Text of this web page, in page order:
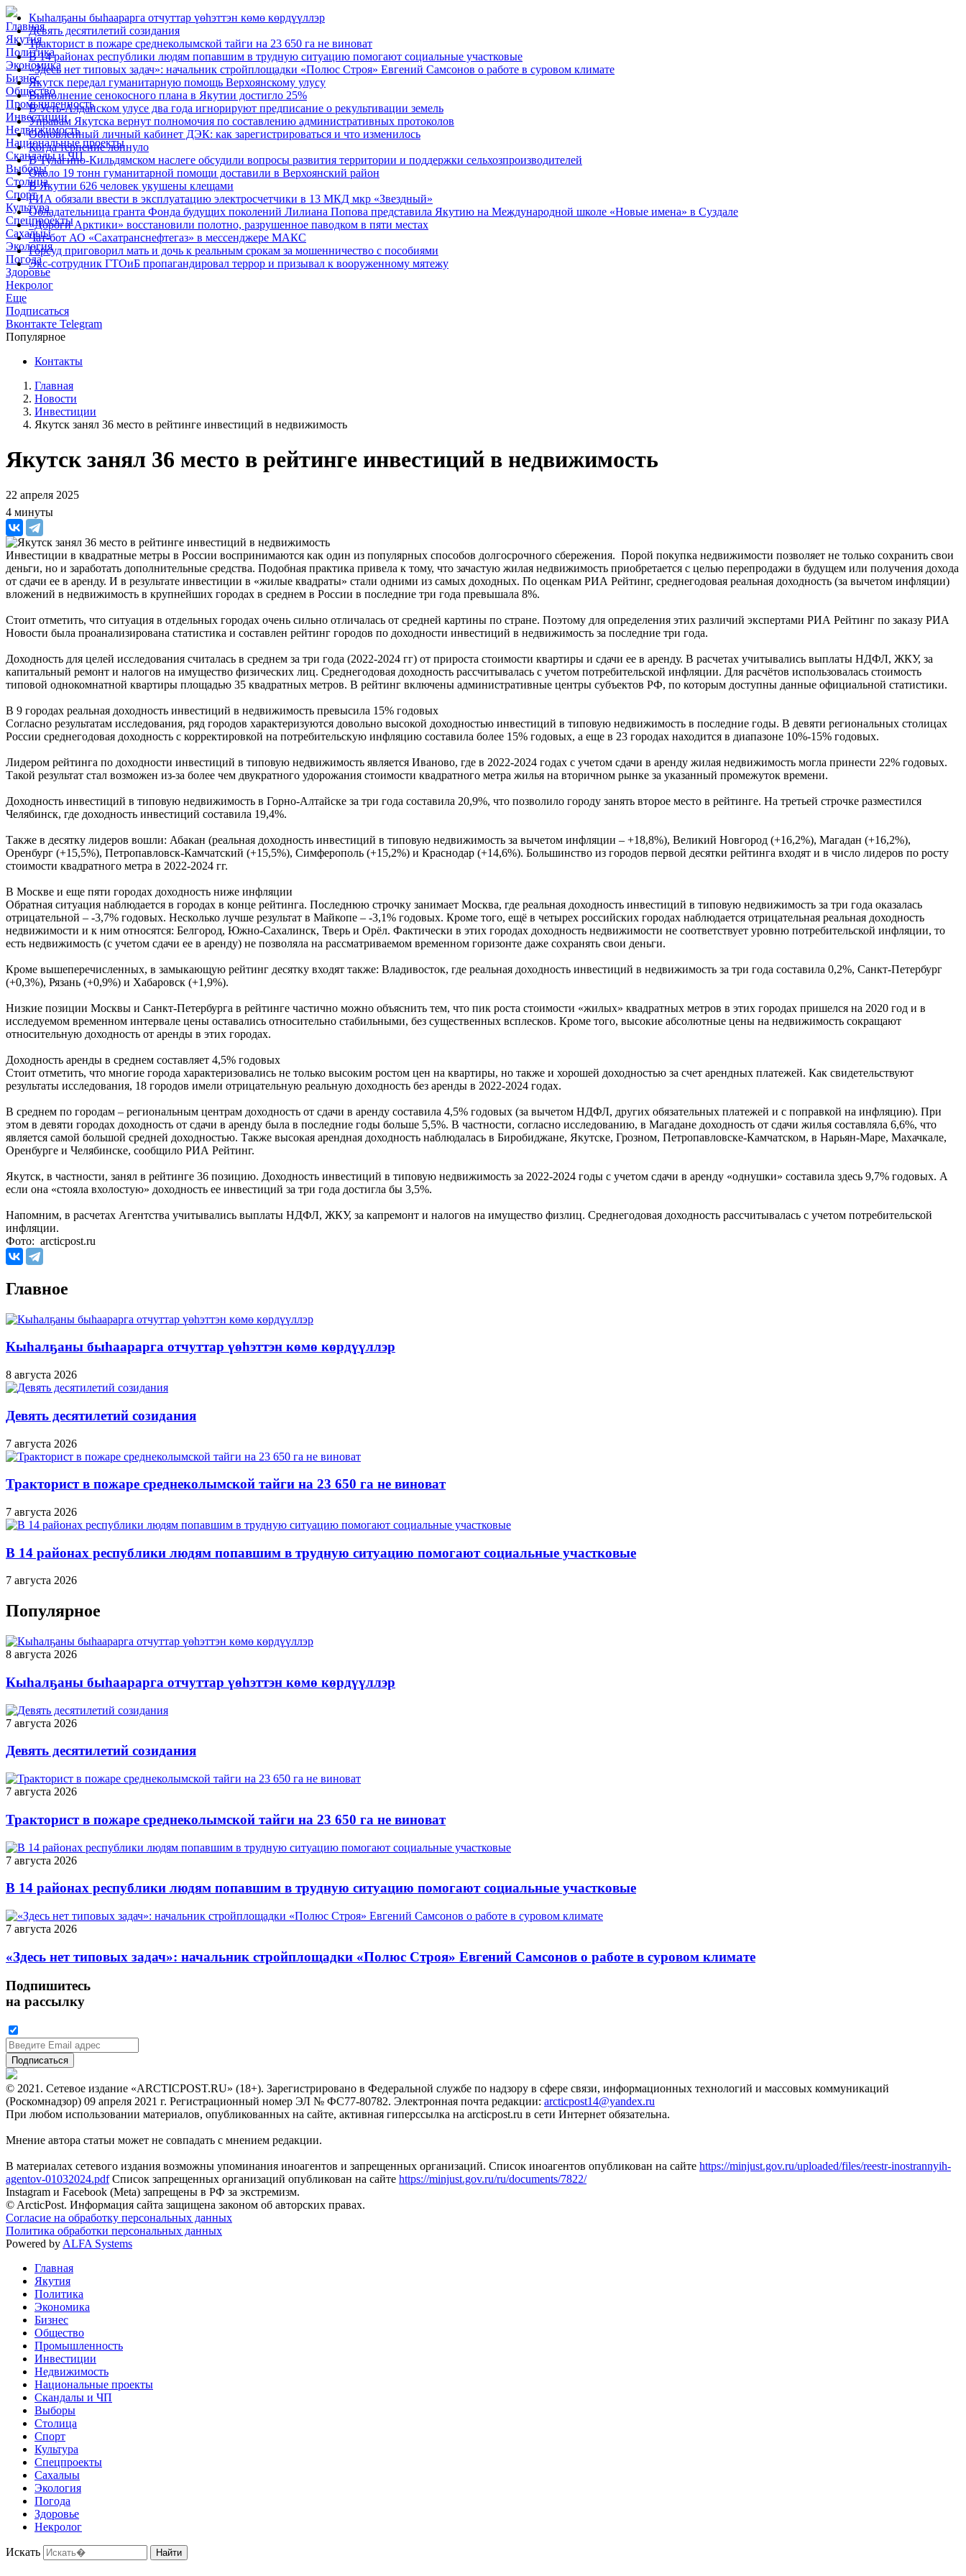
Главная
Якутия
Политика
Экономика
Бизнес
Общество
Промышленность
Инвестиции
Недвижимость
Национальные проекты
Скандалы и ЧП
Выборы
Столица
Спорт
Культура
Спецпроекты
Сахалыы
Экология
Погода
Здоровье
Некролог
Еще
Подписаться
Вконтакте Telegram
Популярное
Кыһалҕаны быһаарарга отчуттар үөһэттэн көмө көрдүүллэр
Девять десятилетий созидания
Тракторист в пожаре среднеколымской тайги на 23 650 га не виноват
В 14 районах республики людям попавшим в трудную ситуацию помогают социальные участковые
«Здесь нет типовых задач»: начальник стройплощадки «Полюс Строя» Евгений Самсонов о работе в суровом климате
Якутск передал гуманитарную помощь Верхоянскому улусу
Выполнение сенокосного плана в Якутии достигло 25%
В Усть-Алданском улусе два года игнорируют предписание о рекультивации земель
Управам Якутска вернут полномочия по составлению административных протоколов
Обновленный личный кабинет ДЭК: как зарегистрироваться и что изменилось
Когда терпение лопнуло
В Тулагино-Кильдямском наслеге обсудили вопросы развития территории и поддержки сельхозпроизводителей
Около 19 тонн гуманитарной помощи доставили в Верхоянский район
В Якутии 626 человек укушены клещами
РИА обязали ввести в эксплуатацию электросчетчики в 13 МКД мкр «Звездный»
Обладательница гранта Фонда будущих поколений Лилиана Попова представила Якутию на Международной школе «Новые имена» в Суздале
«Дороги Арктики» восстановили полотно, разрушенное паводком в пяти местах
Чат-бот АО «Сахатранснефтегаз» в мессенджере МАКС
Горсуд приговорил мать и дочь к реальным срокам за мошенничество с пособиями
Экс-сотрудник ГТОиБ пропагандировал террор и призывал к вооруженному мятежу
Контакты
Главная
Новости
Инвестиции
Якутск занял 36 место в рейтинге инвестиций в недвижимость
Якутск занял 36 место в рейтинге инвестиций в недвижимость
22 апреля 2025
4 минуты
Инвестиции в квадратные метры в России воспринимаются как один из популярных способов долгосрочного сбережения. Порой покупка недвижимости позволяет не только сохранить свои
деньги, но и заработать дополнительные средства. Подобная практика привела к тому, что зачастую жилая недвижимость приобретается с целью перепродажи в будущем или получения дохода
от сдачи ее в аренду. И в результате инвестиции в «жилые квадраты» стали одними из самых доходных. По оценкам РИА Рейтинг, среднегодовая реальная доходность (за вычетом инфляции)
вложений в недвижимость в крупнейших городах в среднем в России в последние три года превышала 8%.
Стоит отметить, что ситуация в отдельных городах очень сильно отличалась от средней картины по стране. Поэтому для определения этих различий экспертами РИА Рейтинг по заказу РИА
Новости была проанализирована статистика и составлен рейтинг городов по доходности инвестиций в недвижимость за последние три года.
Доходность для целей исследования считалась в среднем за три года (2022-2024 гг) от прироста стоимости квартиры и сдачи ее в аренду. В расчетах учитывались выплаты НДФЛ, ЖКУ, за
капитальный ремонт и налогов на имущество физических лиц. Среднегодовая доходность рассчитывалась с учетом потребительской инфляции. Для расчётов использовалась стоимость
типовой однокомнатной квартиры площадью 35 квадратных метров. В рейтинг включены административные центры субъектов РФ, по которым доступны данные официальной статистики.
В 9 городах реальная доходность инвестиций в недвижимость превысила 15% годовых
Согласно результатам исследования, ряд городов характеризуются довольно высокой доходностью инвестиций в типовую недвижимость в последние годы. В девяти региональных столицах
России среднегодовая доходность с корректировкой на потребительскую инфляцию составила более 15% годовых, а еще в 23 городах находится в диапазоне 10%-15% годовых.
Лидером рейтинга по доходности инвестиций в типовую недвижимость является Иваново, где в 2022-2024 годах с учетом сдачи в аренду жилая недвижимость могла принести 22% годовых.
Такой результат стал возможен из-за более чем двукратного удорожания стоимости квадратного метра жилья на вторичном рынке за указанный промежуток времени.
Доходность инвестиций в типовую недвижимость в Горно-Алтайске за три года составила 20,9%, что позволило городу занять второе место в рейтинге. На третьей строчке разместился
Челябинск, где доходность инвестиций составила 19,4%.
Также в десятку лидеров вошли: Абакан (реальная доходность инвестиций в типовую недвижимость за вычетом инфляции – +18,8%), Великий Новгород (+16,2%), Магадан (+16,2%),
Оренбург (+15,5%), Петропавловск-Камчатский (+15,5%), Симферополь (+15,2%) и Краснодар (+14,6%). Большинство из городов первой десятки рейтинга входят и в число лидеров по росту
стоимости квадратного метра в 2022-2024 гг.
В Москве и еще пяти городах доходность ниже инфляции
Обратная ситуация наблюдается в городах в конце рейтинга. Последнюю строчку занимает Москва, где реальная доходность инвестиций в типовую недвижимость за три года оказалась
отрицательной – -3,7% годовых. Несколько лучше результат в Майкопе – -3,1% годовых. Кроме того, ещё в четырех российских городах наблюдается отрицательная реальная доходность
недвижимости и к ним относятся: Белгород, Южно-Сахалинск, Тверь и Орёл. Фактически в этих городах доходность недвижимости не соответствует уровню потребительской инфляции, то
есть недвижимость (с учетом сдачи ее в аренду) не позволяла на рассматриваемом временном горизонте даже сохранять свои деньги.
Кроме вышеперечисленных, в замыкающую рейтинг десятку входят также: Владивосток, где реальная доходность инвестиций в недвижимость за три года составила 0,2%, Санкт-Петербург
(+0,3%), Рязань (+0,9%) и Хабаровск (+1,9%).
Низкие позиции Москвы и Санкт-Петербурга в рейтинге частично можно объяснить тем, что пик роста стоимости «жилых» квадратных метров в этих городах пришелся на 2020 год и в
исследуемом временном интервале цены оставались относительно стабильными, без существенных всплесков. Кроме того, высокие абсолютные цены на недвижимость сокращают
относительную доходность от аренды в этих городах.
Доходность аренды в среднем составляет 4,5% годовых
Стоит отметить, что многие города характеризовались не только высоким ростом цен на квартиры, но также и хорошей доходностью за счет арендных платежей. Как свидетельствуют
результаты исследования, 18 городов имели отрицательную реальную доходность без аренды в 2022-2024 годах.
В среднем по городам – региональным центрам доходность от сдачи в аренду составила 4,5% годовых (за вычетом НДФЛ, других обязательных платежей и с поправкой на инфляцию). При
этом в девяти городах доходность от сдачи в аренду была в последние годы больше 5,5%. В частности, согласно исследованию, в Магадане доходность от сдачи жилья составляла 6,6%, что
является самой большой средней доходностью. Также высокая арендная доходность наблюдалась в Биробиджане, Якутске, Грозном, Петропавловске-Камчатском, в Нарьян-Маре, Махачкале,
Оренбурге и Челябинске, сообщило РИА Рейтинг.
Якутск, в частности, занял в рейтинге 36 позицию. Доходность инвестиций в типовую недвижимость за 2022-2024 годы с учетом сдачи в аренду «однушки» составила здесь 9,7% годовых. А
если она «стояла вхолостую» доходность ее инвестиций за три года достигла бы 3,5%.
Напомним, в расчетах Агентства учитывались выплаты НДФЛ, ЖКУ, за капремонт и налогов на имущество физлиц. Среднегодовая доходность рассчитывалась с учетом потребительской
инфляции.
Фото: arcticpost.ru
Главное
Кыһалҕаны быһаарарга отчуттар үөһэттэн көмө көрдүүллэр
8 августа 2026
Девять десятилетий созидания
7 августа 2026
Тракторист в пожаре среднеколымской тайги на 23 650 га не виноват
7 августа 2026
В 14 районах республики людям попавшим в трудную ситуацию помогают социальные участковые
7 августа 2026
Популярное
8 августа 2026
Кыһалҕаны быһаарарга отчуттар үөһэттэн көмө көрдүүллэр
7 августа 2026
Девять десятилетий созидания
7 августа 2026
Тракторист в пожаре среднеколымской тайги на 23 650 га не виноват
7 августа 2026
В 14 районах республики людям попавшим в трудную ситуацию помогают социальные участковые
7 августа 2026
«Здесь нет типовых задач»: начальник стройплощадки «Полюс Строя» Евгений Самсонов о работе в суровом климате
Подпишитесь
на рассылку
© 2021. Сетевое издание «ARCTICPOST.RU» (18+). Зарегистрировано в Федеральной службе по надзору в сфере связи, информационных технологий и массовых коммуникаций
(Роскомнадзор) 09 апреля 2021 г. Регистрационный номер ЭЛ № ФС77-80782. Электронная почта редакции: arcticpost14@yandex.ru
При любом использовании материалов, опубликованных на сайте, активная гиперссылка на arcticpost.ru в сети Интернет обязательна.
Мнение автора статьи может не совпадать с мнением редакции.
В материалах сетевого издания возможны упоминания иноагентов и запрещенных организаций. Список иноагентов опубликован на сайте https://minjust.gov.ru/uploaded/files/reestr-inostrannyih-
agentov-01032024.pdfСписок запрещенных организаций опубликован на сайте https://minjust.gov.ru/ru/documents/7822/
Instagram и Facebook (Metа) запрещены в РФ за экстремизм.
© ArcticPost. Информация сайта защищена законом об авторских правах.
Согласие на обработку персональных данных
Политика обработки персональных данных
Powered by ALFA Systems
Главная
Якутия
Политика
Экономика
Бизнес
Общество
Промышленность
Инвестиции
Недвижимость
Национальные проекты
Скандалы и ЧП
Выборы
Столица
Спорт
Культура
Спецпроекты
Сахалыы
Экология
Погода
Здоровье
Некролог
Искать Найти